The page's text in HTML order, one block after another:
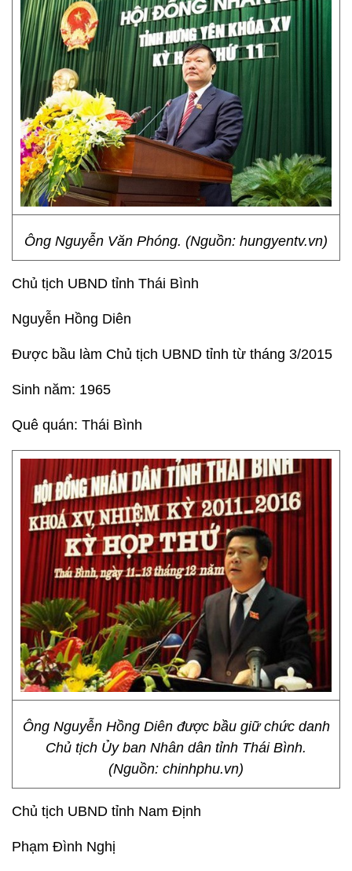
Ông Nguyễn Văn Phóng. (Nguồn: hungyentv.vn)
Chủ tịch UBND tỉnh Thái Bình
Nguyễn Hồng Diên
Được bầu làm Chủ tịch UBND tỉnh từ tháng 3/2015
Sinh năm: 1965
Quê quán: Thái Bình
Ông Nguyễn Hồng Diên được bầu giữ chức danh
Chủ tịch Ủy ban Nhân dân tỉnh Thái Bình.
(Nguồn: chinhphu.vn)
Chủ tịch UBND tỉnh Nam Định
Phạm Đình Nghị